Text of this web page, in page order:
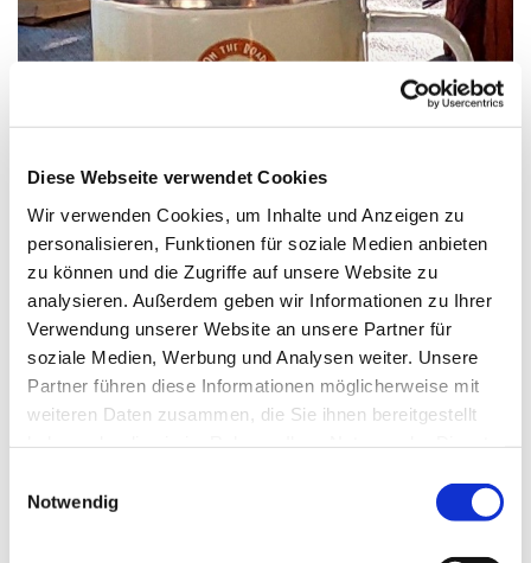
Diese Webseite verwendet Cookies
Wir verwenden Cookies, um Inhalte und Anzeigen zu
personalisieren, Funktionen für soziale Medien anbieten
zu können und die Zugriffe auf unsere Website zu
analysieren. Außerdem geben wir Informationen zu Ihrer
Verwendung unserer Website an unsere Partner für
soziale Medien, Werbung und Analysen weiter. Unsere
Partner führen diese Informationen möglicherweise mit
weiteren Daten zusammen, die Sie ihnen bereitgestellt
Notwendig
Dienstag, 2. November 2027, 18:00
Uhr